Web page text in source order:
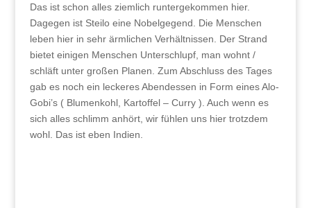
Das ist schon alles ziemlich runtergekommen hier.
Dagegen ist Steilo eine Nobelgegend. Die Menschen
leben hier in sehr ärmlichen Verhältnissen. Der Strand
bietet einigen Menschen Unterschlupf, man wohnt /
schläft unter großen Planen. Zum Abschluss des Tages
gab es noch ein leckeres Abendessen in Form eines Alo-
Gobi’s ( Blumenkohl, Kartoffel – Curry ). Auch wenn es
sich alles schlimm anhört, wir fühlen uns hier trotzdem
wohl. Das ist eben Indien.